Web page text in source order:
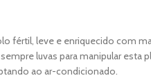
fértil, leve e enriquecido com
luvas para manipular
ao ar-condicionado.